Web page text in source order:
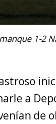
1-2
a
venían